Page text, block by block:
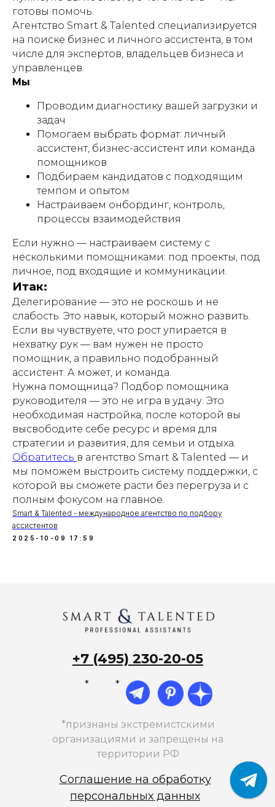
готовы помочь.
Агентство Smart & Talented специализируется
на поиске бизнес и личного ассистента, в том
числе для экспертов, владельцев бизнеса и
управленцев.
Мы:
Проводим диагностику вашей загрузки и
задач
Помогаем выбрать формат: личный
ассистент, бизнес-ассистент или команда
помощников
Подбираем кандидатов с подходящим
темпом и опытом
Настраиваем онбординг, контроль,
процессы взаимодействия
Если нужно — настраиваем систему с
несколькими помощниками: под проекты, под
личное, под входящие и коммуникации.
Итак:
Делегирование — это не роскошь и не
слабость. Это навык, который можно развить.
Если вы чувствуете, что рост упирается в
нехватку рук — вам нужен не просто
помощник, а правильно подобранный
ассистент. А может, и команда.
Нужна помощница? Подбор помощника
руководителя — это не игра в удачу. Это
необходимая настройка, после которой вы
высвободите себе ресурс и время для
стратегии и развития, для семьи и отдыха.
Обратитесь в агентство Smart & Talented — и
мы поможем выстроить систему поддержки, с
которой вы сможете расти без перегруза и с
полным фокусом на главное.
Smart & Talented - международное агентство по подбору
ассистентов
2025-10-09 17:59
+7 (495) 230-20-05
Соглашение на обработку
персональных данных
*признаны экстремистскими
организациями и запрещены на
территории РФ
* *